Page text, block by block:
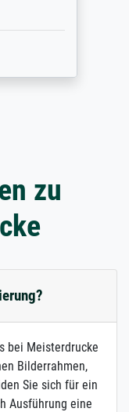
zu
bei Meisterdrucke
Bilderrahmen,
Sie sich für ein
Ausführung eine